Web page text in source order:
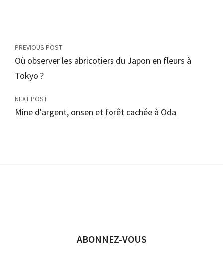
PREVIOUS POST
Où observer les abricotiers du Japon en fleurs à
Tokyo ?
NEXT POST
Mine d'argent, onsen et forêt cachée à Oda
ABONNEZ-VOUS